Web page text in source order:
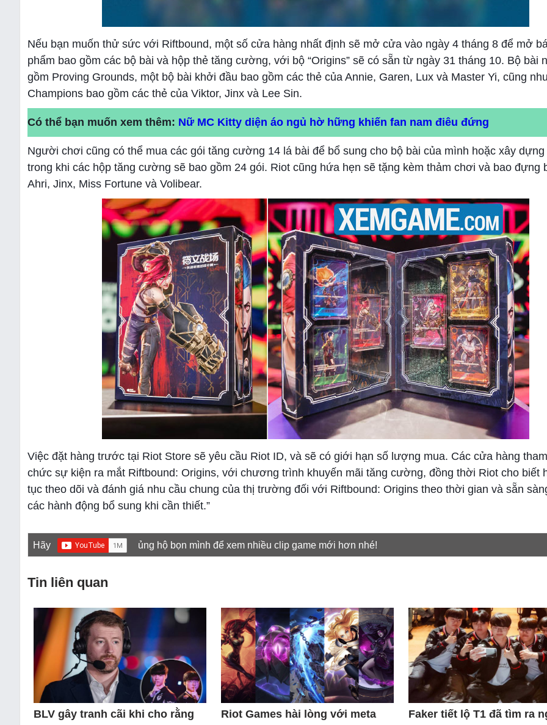
Nếu bạn muốn thử sức với Riftbound, một số cửa hàng nhất định sẽ mở cửa vào ngày 4 tháng 8 để mở
phẩm bao gồm các bộ bài và hộp thẻ tăng cường, với bộ “Origins” sẽ có sẵn từ ngày 31 tháng 10. Bộ bài
gồm Proving Grounds, một bộ bài khởi đầu bao gồm các thẻ của Annie, Garen, Lux và Master Yi, cũng
Champions bao gồm các thẻ của Viktor, Jinx và Lee Sin.
Có thể bạn muốn xem thêm: Nữ MC Kitty diện áo ngủ hờ hững khiến fan nam điêu đứng
Người chơi cũng có thể mua các gói tăng cường 14 lá bài để bổ sung cho bộ bài của mình hoặc xây
trong khi các hộp tăng cường sẽ bao gồm 24 gói. Riot cũng hứa hẹn sẽ tặng kèm thảm chơi và bao đựng
Ahri, Jinx, Miss Fortune và Volibear.
Việc đặt hàng trước tại Riot Store sẽ yêu cầu Riot ID, và sẽ có giới hạn số lượng mua. Các cửa hàng
chức sự kiện ra mắt Riftbound: Origins, với chương trình khuyến mãi tăng cường, đồng thời Riot cho biết
tục theo dõi và đánh giá nhu cầu chung của thị trường đối với Riftbound: Origins theo thời gian và sẵn
các hành động bổ sung khi cần thiết.”
Hãy ủng hộ bọn mình để xem nhiều clip game mới hơn nhé!
Tin liên quan
BLV gây tranh cãi khi cho rằng
Riot Games hài lòng với meta
Faker tiết lộ T1 đã tìm ra